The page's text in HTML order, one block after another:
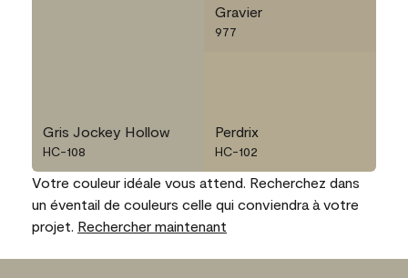
Gris Jockey Hollow
HC-108
Gravier
977
Perdrix
HC-102
Votre couleur idéale vous attend. Recherchez dans
un éventail de couleurs celle qui conviendra à votre
projet. Rechercher maintenant